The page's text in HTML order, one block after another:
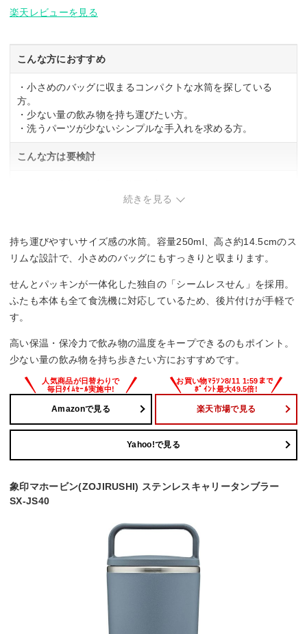
楽天レビューを見る
こんな方におすすめ
・小さめのバッグに収まるコンパクトな水筒を探している
方。
・少ない量の飲み物を持ち運びたい方。
・洗うパーツが少ないシンプルな手入れを求める方。
こんな方は要検討
・広口で飲み物を注ぎやすい設計を重視する方。
続きを見る
持ち運びやすいサイズ感の水筒。容量250ml、高さ約14.5cmのス
リムな設計で、小さめのバッグにもすっきりと収まります。
せんとパッキンが一体化した独自の「シームレスせん」を採用。
ふたも本体も全て食洗機に対応しているため、後片付けが手軽で
す。
高い保温・保冷力で飲み物の温度をキープできるのもポイント。
少ない量の飲み物を持ち歩きたい方におすすめです。
Amazonで見る 楽天市場で見る
Yahoo!で見る
象印マホービン(ZOJIRUSHI) ステンレスキャリータンブラー
SX-JS40